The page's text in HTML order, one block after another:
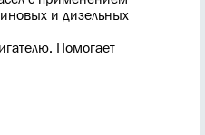
и дизельных
Помогает